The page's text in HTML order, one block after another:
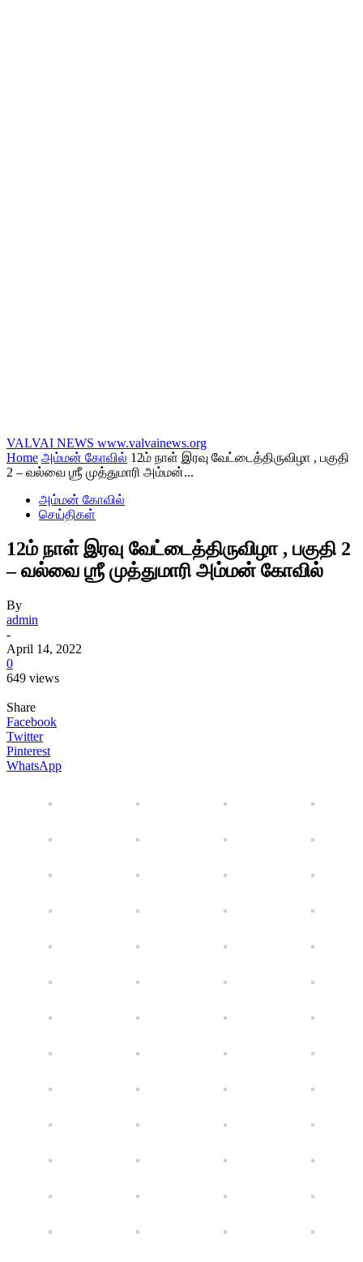
VALVAI NEWS www.valvainews.org
Home அம்மன் கோவில் 12ம் நாள் இரவு வேட்டைத்திருவிழா , பகுதி
2 – வல்வை ஶ்ரீ முத்துமாரி அம்மன்...
அம்மன் கோவில்
செய்திகள்
12ம் நாள் இரவு வேட்டைத்திருவிழா , பகுதி 2
– வல்வை ஶ்ரீ முத்துமாரி அம்மன் கோவில்
By
admin
-
April 14, 2022
0
649 views
Share
Facebook
Twitter
Pinterest
WhatsApp